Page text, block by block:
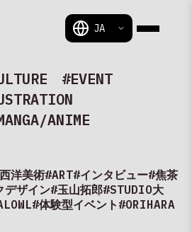
#EVENT
ANIME
洋美術#ART#インタビュー#焦茶
デザイン#玉山拓郎#STUDIO大
#体験型イベント #ORIHARA